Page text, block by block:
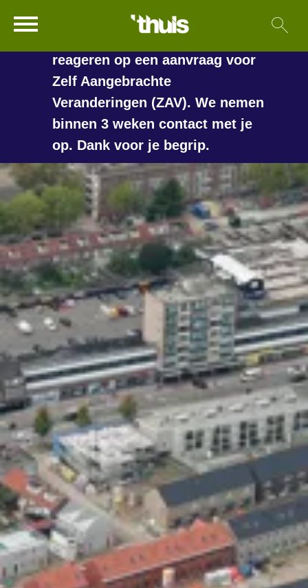
Naar hoofdinhoud
Naar hoofdnavigatiemenu
Naar zoeken
Naar de homepage
Ga naar Hoofd
langer duren voordat we
reageren op een aanvraag voor
Zelf Aangebrachte
Veranderingen (ZAV). We nemen
binnen 3 weken contact met je
op. Dank voor je begrip.